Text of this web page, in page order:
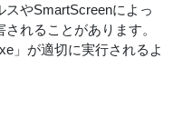
やSmartScreenによっ
れることがあります。
」が適切に実行されるよ